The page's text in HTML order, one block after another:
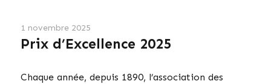
1 novembre 2025
Prix d’Excellence 2025
Chaque année, depuis 1890, l’association des